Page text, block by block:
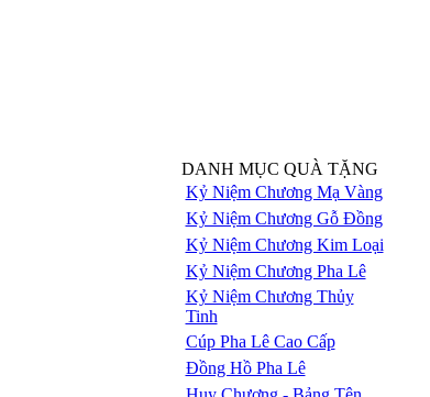
DANH MỤC QUÀ TẶNG
Kỷ Niệm Chương Mạ Vàng
Kỷ Niệm Chương Gỗ Đồng
Kỷ Niệm Chương Kim Loại
Kỷ Niệm Chương Pha Lê
Kỷ Niệm Chương Thủy
Tinh
Cúp Pha Lê Cao Cấp
Đồng Hồ Pha Lê